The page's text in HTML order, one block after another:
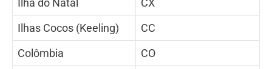
Ilha do Natal
CX
Ilhas Cocos (Keeling)
CC
Colômbia
CO